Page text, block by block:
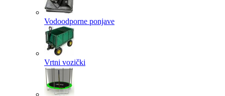
Vodoodporne ponjave
Vrtni vozički